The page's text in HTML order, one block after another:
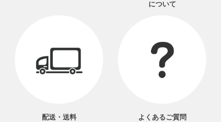
について
配送・送料
よくあるご質問